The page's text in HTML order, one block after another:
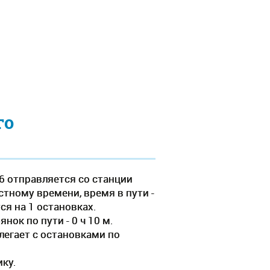
со станции
времени, время в пути -
на 1 остановках.
по пути - 0 ч 10 м.
c остановками по